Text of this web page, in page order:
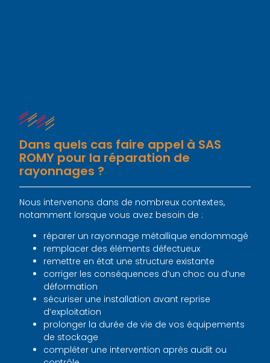
Dans quels cas faire appel à SAS
ROMY pour la réparation de
rayonnages ?
Nous intervenons dans de nombreux contextes,
notamment lorsque vous avez besoin de :
réparer un rayonnage métallique endommagé
remplacer des éléments défectueux
remettre en état une structure existante
corriger les conséquences d’un choc ou d’une
déformation
sécuriser une installation avant reprise
d’exploitation
prolonger la durée de vie de vos équipements
de stockage
compléter une intervention après audit ou